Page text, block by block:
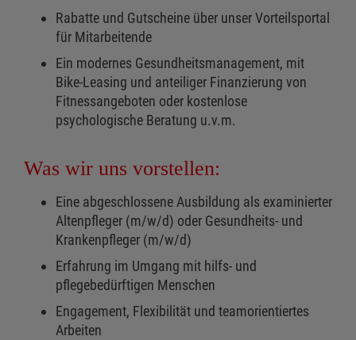
Rabatte und Gutscheine über unser Vorteilsportal
für Mitarbeitende
Ein modernes Gesundheitsmanagement, mit
Bike-Leasing und anteiliger Finanzierung von
Fitnessangeboten oder kostenlose
psychologische Beratung u.v.m.
Was wir uns vorstellen:
Eine abgeschlossene Ausbildung als examinierter
Altenpfleger (m/w/d) oder Gesundheits- und
Krankenpfleger (m/w/d)
Erfahrung im Umgang mit hilfs- und
pflegebedürftigen Menschen
Engagement, Flexibilität und teamorientiertes
Arbeiten